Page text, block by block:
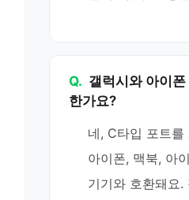
Q. 갤럭시와 아이
한가요?
네, C타입 포트를
아이폰, 맥북, 아
기기와 호환돼요.